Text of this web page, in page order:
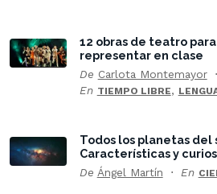
12 obras de teatro
representar en clase
De Carlota Montemayor
En TIEMPO LIBRE,
Todos los planetas del
Características y
De Ángel Martín En